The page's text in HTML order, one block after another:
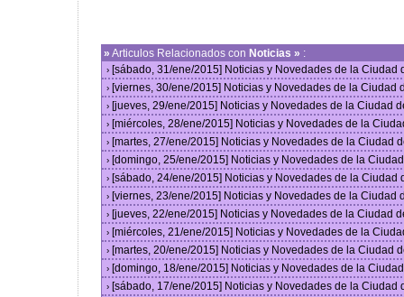
» Articulos Relacionados con Noticias » :
› [sábado, 31/ene/2015] Noticias y Novedades de la Ciudad
› [viernes, 30/ene/2015] Noticias y Novedades de la Ciudad
› [jueves, 29/ene/2015] Noticias y Novedades de la Ciudad
› [miércoles, 28/ene/2015] Noticias y Novedades de la
› [martes, 27/ene/2015] Noticias y Novedades de la Ciudad
› [domingo, 25/ene/2015] Noticias y Novedades de la
› [sábado, 24/ene/2015] Noticias y Novedades de la Ciudad
› [viernes, 23/ene/2015] Noticias y Novedades de la Ciudad
› [jueves, 22/ene/2015] Noticias y Novedades de la Ciudad
› [miércoles, 21/ene/2015] Noticias y Novedades de la
› [martes, 20/ene/2015] Noticias y Novedades de la Ciudad
› [domingo, 18/ene/2015] Noticias y Novedades de la
› [sábado, 17/ene/2015] Noticias y Novedades de la Ciudad